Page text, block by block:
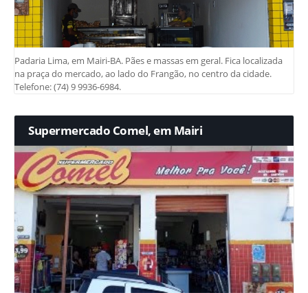
Padaria Lima, em Mairi-BA. Pães e massas em geral. Fica localizada
na praça do mercado, ao lado do Frangão, no centro da cidade.
Telefone: (74) 9 9936-6984.
Supermercado Comel, em Mairi